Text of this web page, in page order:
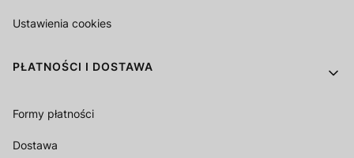
Ustawienia cookies
PŁATNOŚCI I DOSTAWA
Formy płatności
Dostawa